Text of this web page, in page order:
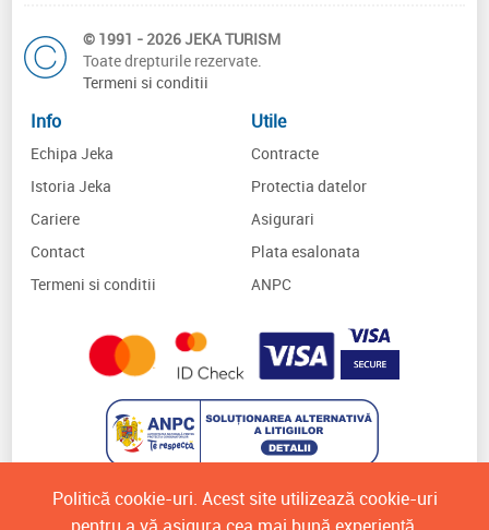
Politică cookie-uri. Acest site utilizează cookie-uri
© 1991 - 2026 JEKA TURISM
Toate drepturile rezervate.
Termeni si conditii
Info
Echipa Jeka
Istoria Jeka
Cariere
Contact
Termeni si conditii
Utile
Contracte
Protectia datelor
Asigurari
Plata esalonata
ANPC